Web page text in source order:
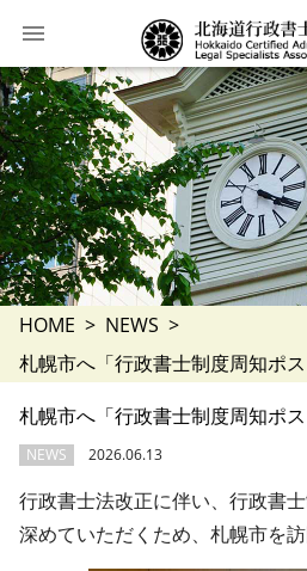
HOME
NEWS
札幌市へ「行政書士制度周知ポ
札幌市へ「行政書士制度周知ポ
NEWS 2026.06.13
行政書士法改正に伴い、行政書
深めていただくため、札幌市を訪